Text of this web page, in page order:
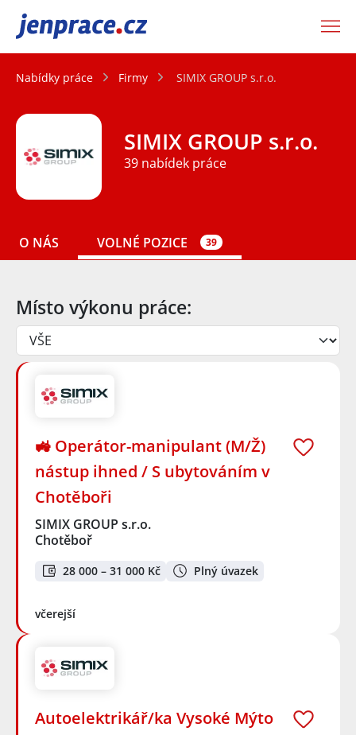
JenPráce.cz
Nabídky práce Firmy SIMIX GROUP s.r.o.
SIMIX GROUP s.r.o.
39 nabídek práce
O NÁS VOLNÉ POZICE 39
Místo výkonu práce:
🚜 Operátor-manipulant (M/Ž)
nástup ihned / S ubytováním v
Chotěboři
SIMIX GROUP s.r.o.
Chotěboř
28 000 – 31 000 Kč Plný úvazek
včerejší
Autoelektrikář/ka Vysoké Mýto